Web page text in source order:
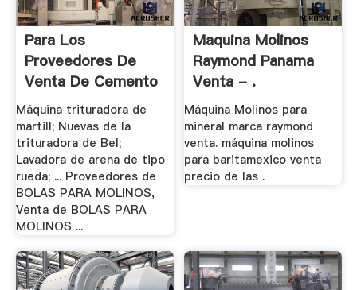
Para Los
Proveedores De
Venta De Cemento
Molino .
Máquina trituradora de
martill; Nuevas de la
trituradora de Bel;
Lavadora de arena de tipo
rueda; ... Proveedores de
BOLAS PARA MOLINOS,
Venta de BOLAS PARA
MOLINOS ...
Maquina Molinos
Raymond Panama
Venta - .
Máquina Molinos para
mineral marca raymond
venta. máquina molinos
para baritamexico venta
precio de las .